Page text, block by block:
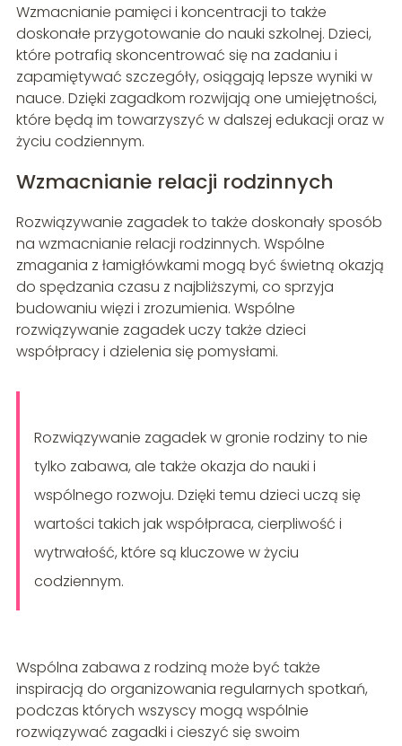
Wzmacnianie pamięci i koncentracji to także
doskonałe przygotowanie do nauki szkolnej. Dzieci,
które potrafią skoncentrować się na zadaniu i
zapamiętywać szczegóły, osiągają lepsze wyniki w
nauce. Dzięki zagadkom rozwijają one umiejętności,
które będą im towarzyszyć w dalszej edukacji oraz w
życiu codziennym.
Wzmacnianie relacji rodzinnych
Rozwiązywanie zagadek to także doskonały sposób
na wzmacnianie relacji rodzinnych. Wspólne
zmagania z łamigłówkami mogą być świetną okazją
do spędzania czasu z najbliższymi, co sprzyja
budowaniu więzi i zrozumienia. Wspólne
rozwiązywanie zagadek uczy także dzieci
współpracy i dzielenia się pomysłami.
Rozwiązywanie zagadek w gronie rodziny to nie
tylko zabawa, ale także okazja do nauki i
wspólnego rozwoju. Dzięki temu dzieci uczą się
wartości takich jak współpraca, cierpliwość i
wytrwałość, które są kluczowe w życiu
codziennym.
Wspólna zabawa z rodziną może być także
inspiracją do organizowania regularnych spotkań,
podczas których wszyscy mogą wspólnie
rozwiązywać zagadki i cieszyć się swoim